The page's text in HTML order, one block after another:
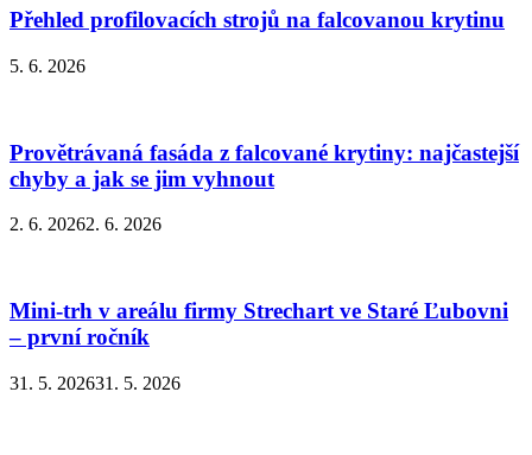
Přehled profilovacích strojů na falcovanou krytinu
5. 6. 2026
Provětrávaná fasáda z falcované krytiny: najčastejší
chyby a jak se jim vyhnout
2. 6. 20262. 6. 2026
Mini-trh v areálu firmy Strechart ve Staré Ľubovni
– první ročník
31. 5. 202631. 5. 2026